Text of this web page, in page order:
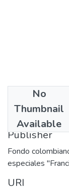
No
Thumbnail
Available
1972
Publisher
Fondo
especiales
URI